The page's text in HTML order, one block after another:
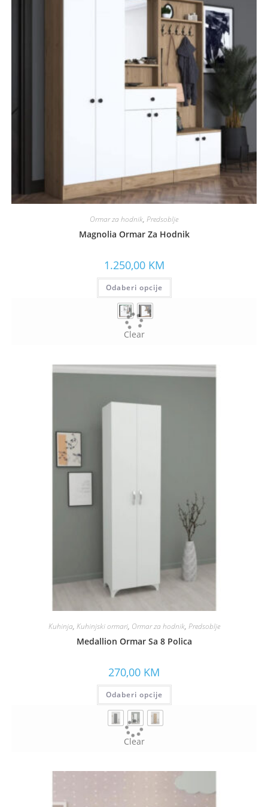
Ormar za hodnik, Predsoblje
Magnolia Ormar Za Hodnik
1.250,00 KM
Odaberi opcije
Clear
Kuhinja, Kuhinjski ormari, Ormar za hodnik, Predsoblje
Medallion Ormar Sa 8 Polica
270,00 KM
Odaberi opcije
Clear